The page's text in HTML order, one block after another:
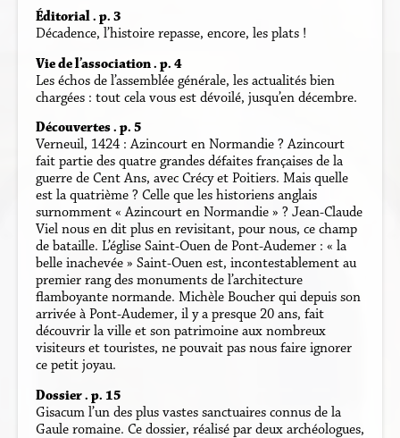
Éditorial . p. 3
Décadence, l’histoire repasse, encore, les plats !
Vie de l’association . p. 4
Les échos de l’assemblée générale, les actualités bien
chargées : tout cela vous est dévoilé, jusqu’en décembre.
Découvertes . p. 5
Verneuil, 1424 : Azincourt en Normandie ? Azincourt
fait partie des quatre grandes défaites françaises de la
guerre de Cent Ans, avec Crécy et Poitiers. Mais quelle
est la quatrième ? Celle que les historiens anglais
surnomment « Azincourt en Normandie » ? Jean-Claude
Viel nous en dit plus en revisitant, pour nous, ce champ
de bataille. L’église Saint-Ouen de Pont-Audemer : « la
belle inachevée » Saint-Ouen est, incontestablement au
premier rang des monuments de l’architecture
flamboyante normande. Michèle Boucher qui depuis son
arrivée à Pont-Audemer, il y a presque 20 ans, fait
découvrir la ville et son patrimoine aux nombreux
visiteurs et touristes, ne pouvait pas nous faire ignorer
ce petit joyau.
Dossier . p. 15
Gisacum l’un des plus vastes sanctuaires connus de la
Gaule romaine. Ce dossier, réalisé par deux archéologues,